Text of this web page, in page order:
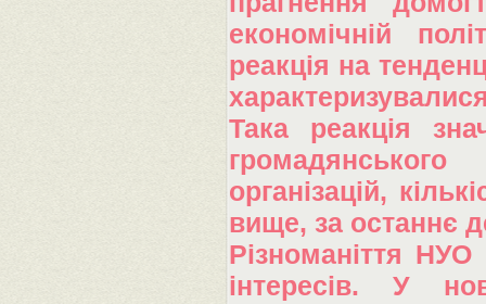
економічній
реакція на
Така реакція
організацій,
вище, за останнє
Різноманіття НУО
інтересів. У